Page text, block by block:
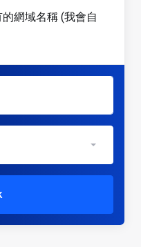
網域名稱 (我會自